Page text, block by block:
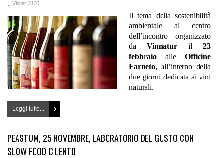
Visite: 3130
Il tema della sostenibilità
ambientale al centro
dell’incontro organizzato
daVinnatur il23
febbraio alle Officine
Farneto, all’interno della
due giorni dedicata ai vini
naturali.
Leggi tutto...
PEASTUM, 25 NOVEMBRE, LABORATORIO DEL GUSTO CON
SLOW FOOD CILENTO